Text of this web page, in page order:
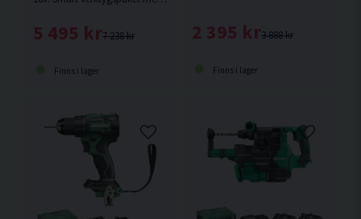
7 238 kr
5 495 kr
Finns i lager
3 888 kr
2 395 kr
Finns i lager